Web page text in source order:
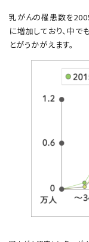
乳がんの罹患数を
に増加しており、中
とがうかがえます。